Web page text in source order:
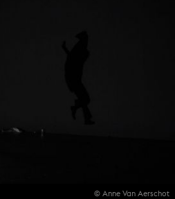
© Anne Van Aerschot